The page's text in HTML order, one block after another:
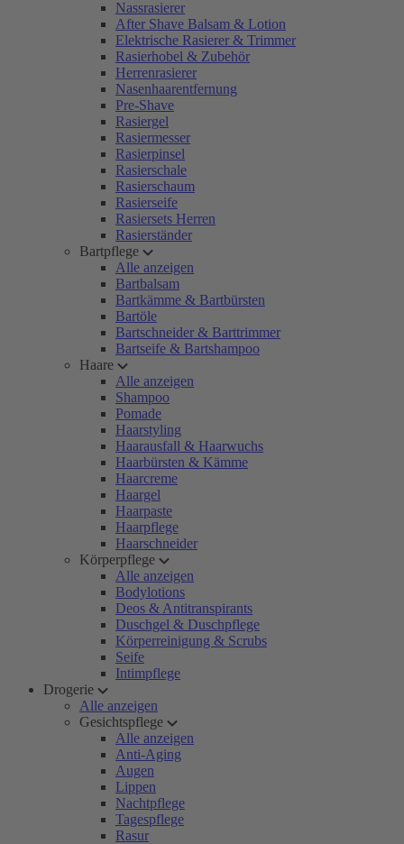
Nassrasierer
After Shave Balsam & Lotion
Elektrische Rasierer & Trimmer
Rasierhobel & Zubehör
Herrenrasierer
Nasenhaarentfernung
Pre-Shave
Rasiergel
Rasiermesser
Rasierpinsel
Rasierschale
Rasierschaum
Rasierseife
Rasiersets Herren
Rasierständer
Bartpflege
Alle anzeigen
Bartbalsam
Bartkämme & Bartbürsten
Bartöle
Bartschneider & Barttrimmer
Bartseife & Bartshampoo
Haare
Alle anzeigen
Shampoo
Pomade
Haarstyling
Haarausfall & Haarwuchs
Haarbürsten & Kämme
Haarcreme
Haargel
Haarpaste
Haarpflege
Haarschneider
Körperpflege
Alle anzeigen
Bodylotions
Deos & Antitranspirants
Duschgel & Duschpflege
Körperreinigung & Scrubs
Seife
Intimpflege
Drogerie
Alle anzeigen
Gesichtspflege
Alle anzeigen
Anti-Aging
Augen
Lippen
Nachtpflege
Tagespflege
Rasur